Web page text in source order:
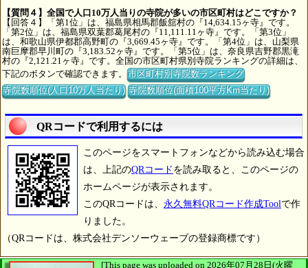
【質問４】全国で人口10万人当りの寺院が多いの市区町村はどこですか？
【回答４】「第1位」は、福島県相馬郡飯舘村の『14,634.15ヶ寺』です。
「第2位」は、福島県双葉郡葛尾村の『11,111.11ヶ寺』です。「第3位」
は、和歌山県伊都郡高野町の『3,669.45ヶ寺』です。「第4位」は、山梨県
南巨摩郡早川町の『3,183.52ヶ寺』です。「第5位」は、奈良県吉野郡黒滝
村の『2,121.21ヶ寺』です。全国の市区町村県別寺院ランキングの詳細は、
下記のボタンで確認できます。市区町村別寺院数ランキング
寺院数順位(人口10万人当たり) 寺院数順位(面積100平方Km当たり)
QRコードで利用するには
このページをスマートフォンなどから読み込む場合
は、上記のQRコード を読み取ると、このページの
ホームページが表示されます。
このQRコードは、 永久無料QRコード作成Toolで作
りました。
（QRコードは、株式会社デンソーウェーブの登録商標です）
[This page was uploaded on 2026年07月28日(火曜